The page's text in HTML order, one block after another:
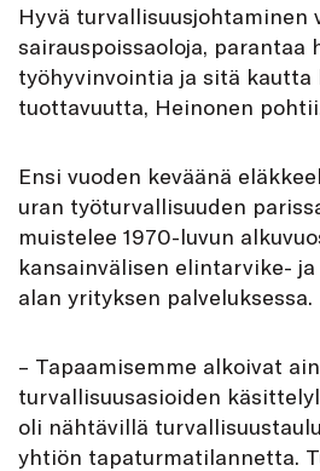
Hyvä turvallisuusjohtaminen
sairauspoissaoloja, parantaa
työhyvinvointia ja sitä kautta
tuottavuutta, Heinonen
Ensi vuoden keväänä
uran työturvallisuuden
muistelee 1970-luvun
kansainvälisen elintarvike-
alan yrityksen palveluksessa.
– Tapaamisemme alkoivat
turvallisuusasioiden
oli nähtävillä
yhtiön tapaturmatilannetta.